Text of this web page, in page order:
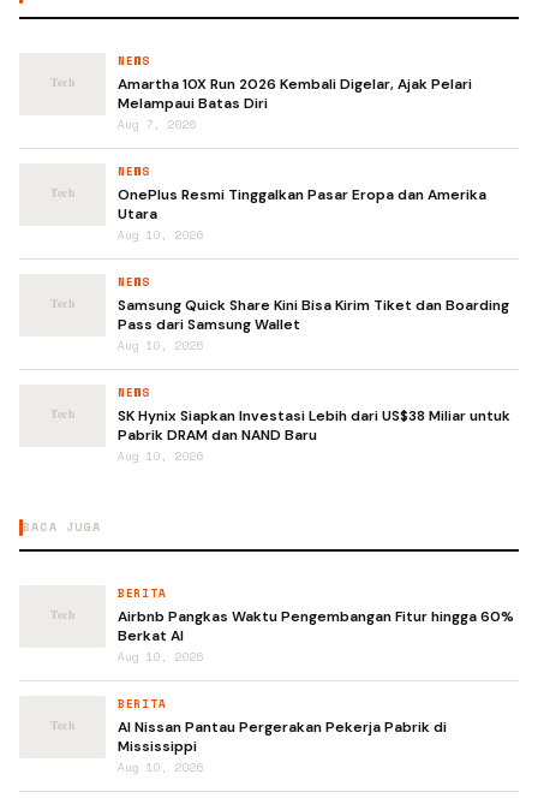
NEWS
Amartha 10X Run 2026 Kembali Digelar, Ajak Pelari
Melampaui Batas Diri
Aug 7, 2026
NEWS
OnePlus Resmi Tinggalkan Pasar Eropa dan Amerika
Utara
Aug 10, 2026
NEWS
Samsung Quick Share Kini Bisa Kirim Tiket dan Boarding
Pass dari Samsung Wallet
Aug 10, 2026
NEWS
SK Hynix Siapkan Investasi Lebih dari US$38 Miliar untuk
Pabrik DRAM dan NAND Baru
Aug 10, 2026
BACA JUGA
BERITA
Airbnb Pangkas Waktu Pengembangan Fitur hingga 60%
Berkat AI
Aug 10, 2026
BERITA
AI Nissan Pantau Pergerakan Pekerja Pabrik di
Mississippi
Aug 10, 2026